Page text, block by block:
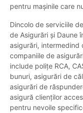
pentru mașinile care
Dincolo de serviciile
de Asigurări și Daune
asigurări, intermedind
companiile de
include polițe RCA,
bunuri, asigurări de
asigurări de
asigură clienților
pentru nevoile